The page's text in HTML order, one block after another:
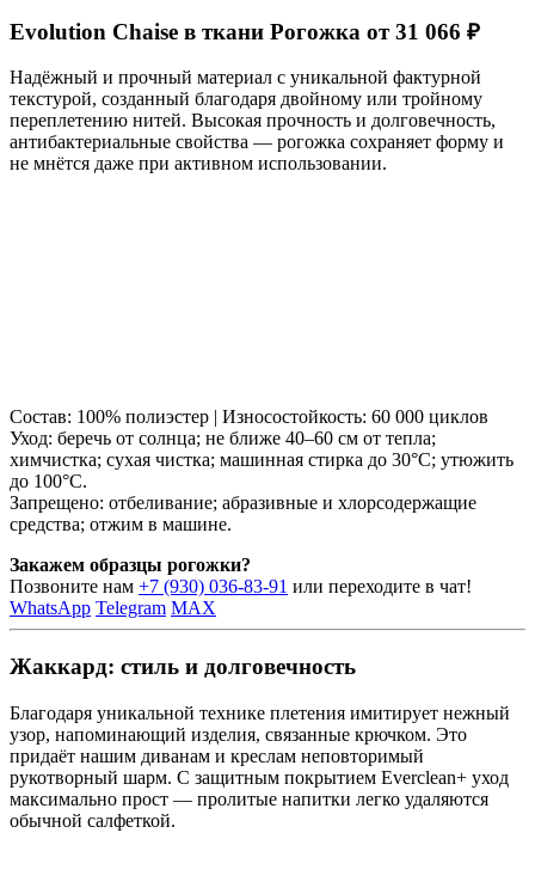
Evolution Chaise в ткани Рогожка от 31 066 ₽
Надёжный и прочный материал с уникальной фактурной
текстурой, созданный благодаря двойному или тройному
переплетению нитей. Высокая прочность и долговечность,
антибактериальные свойства — рогожка сохраняет форму и
не мнётся даже при активном использовании.
Состав: 100% полиэстер | Износостойкость: 60 000 циклов
Уход: беречь от солнца; не ближе 40–60 см от тепла;
химчистка; сухая чистка; машинная стирка до 30°C; утюжить
до 100°C.
Запрещено: отбеливание; абразивные и хлорсодержащие
средства; отжим в машине.
Закажем образцы рогожки?
Позвоните нам +7 (930) 036-83-91 или переходите в чат!
WhatsApp Telegram MAX
Жаккард: стиль и долговечность
Благодаря уникальной технике плетения имитирует нежный
узор, напоминающий изделия, связанные крючком. Это
придаёт нашим диванам и креслам неповторимый
рукотворный шарм. С защитным покрытием Everclean+ уход
максимально прост — пролитые напитки легко удаляются
обычной салфеткой.